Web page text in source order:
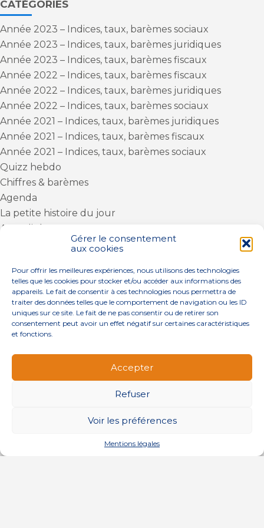
Gérer le consentement
aux cookies
Pour offrir les meilleures expériences, nous utilisons des technologies
telles que les cookies pour stocker et/ou accéder aux informations des
appareils. Le fait de consentir à ces technologies nous permettra de
traiter des données telles que le comportement de navigation ou les ID
uniques sur ce site. Le fait de ne pas consentir ou de retirer son
consentement peut avoir un effet négatif sur certaines caractéristiques
et fonctions.
Accepter
Refuser
Voir les préférences
Mentions légales
CATÉGORIES
Année 2023 – Indices, taux, barèmes sociaux
Année 2023 – Indices, taux, barèmes juridiques
Année 2023 – Indices, taux, barèmes fiscaux
Année 2022 – Indices, taux, barèmes fiscaux
Année 2022 – Indices, taux, barèmes juridiques
Année 2022 – Indices, taux, barèmes sociaux
Année 2021 – Indices, taux, barèmes juridiques
Année 2021 – Indices, taux, barèmes fiscaux
Année 2021 – Indices, taux, barèmes sociaux
Quizz hebdo
Chiffres & barèmes
Agenda
La petite histoire du jour
Actualités
Actu Sociale
Actu Juridique
ARTICLES RÉCENTS
Transfert du recouvrement des cotisations à l’Urssaf :
Appareils reconditionnés : annulation de la redevance
Industriels : le point sur les dernières évolutions